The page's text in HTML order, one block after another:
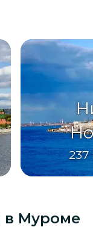
237
в Муроме